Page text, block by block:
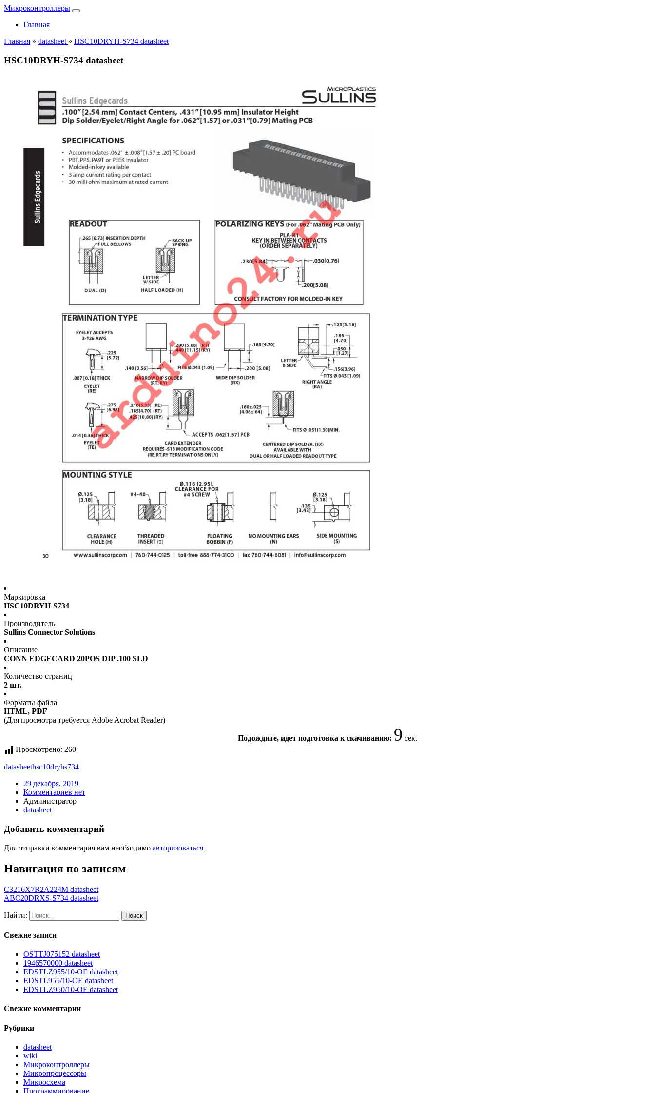
Микроконтроллеры
Главная
Главная » datasheet » HSC10DRYH-S734 datasheet
HSC10DRYH-S734 datasheet
Маркировка
HSC10DRYH-S734
Производитель
Sullins Connector Solutions
Описание
CONN EDGECARD 20POS DIP .100 SLD
Количество страниц
2 шт.
Форматы файла
HTML, PDF
(Для просмотра требуется Adobe Acrobat Reader)
Подождите, идет подготовка к скачиванию: 9 сек.
Просмотрено: 260
datasheethsc10dryhs734
29 декабря, 2019
Комментариев нет
Администратор
datasheet
Добавить комментарий
Для отправки комментария вам необходимо авторизоваться.
Навигация по записям
C3216X7R2A224M datasheet
ABC20DRXS-S734 datasheet
Найти:
Свежие записи
OSTTJ075152 datasheet
1946570000 datasheet
EDSTLZ955/10-OE datasheet
EDSTL955/10-OE datasheet
EDSTLZ950/10-OE datasheet
Свежие комментарии
Рубрики
datasheet
wiki
Микроконтроллеры
Микропроцессоры
Микросхема
Программирование